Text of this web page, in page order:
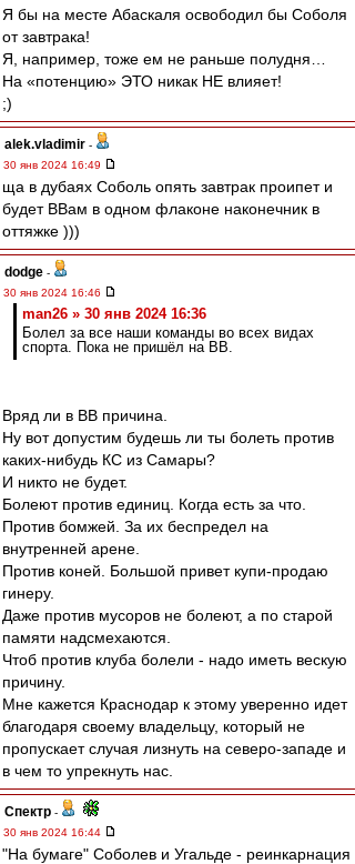
Я бы на месте Абаскаля освободил бы Соболя
от завтрака!
Я, например, тоже ем не раньше полудня…
На «потенцию» ЭТО никак НЕ влияет!
;)
alek.vladimir -
30 янв 2024 16:49
ща в дубаях Соболь опять завтрак проипет и
будет ВВам в одном флаконе наконечник в
оттяжке )))
dodge -
30 янв 2024 16:46
man26 » 30 янв 2024 16:36
Болел за все наши команды во всех видах
спорта. Пока не пришёл на ВВ.
Вряд ли в ВВ причина.
Ну вот допустим будешь ли ты болеть против
каких-нибудь КС из Самары?
И никто не будет.
Болеют против единиц. Когда есть за что.
Против бомжей. За их беспредел на
внутренней арене.
Против коней. Большой привет купи-продаю
гинеру.
Даже против мусоров не болеют, а по старой
памяти надсмехаются.
Чтоб против клуба болели - надо иметь вескую
причину.
Мне кажется Краснодар к этому уверенно идет
благодаря своему владельцу, который не
пропускает случая лизнуть на северо-западе и
в чем то упрекнуть нас.
Спектр -
30 янв 2024 16:44
"На бумаге" Соболев и Угальде - реинкарнация